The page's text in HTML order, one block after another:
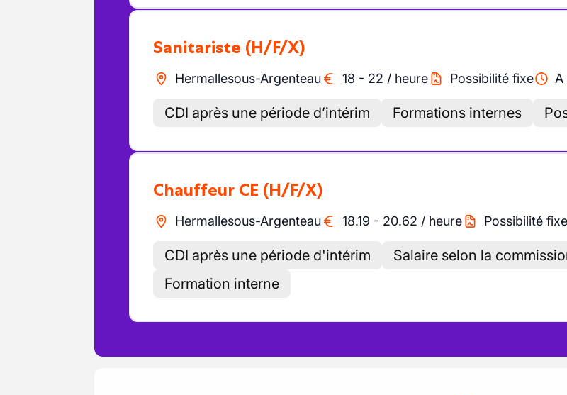
Sanitariste (H/F/X)
Hermallesous-Argenteau 18 - 22 / heure Possibilité fixe A
CDI après une période d’intérim Formations internes
Chauffeur CE (H/F/X)
Hermallesous-Argenteau 18.19 - 20.62 / heure Possibilité fixe
CDI après une période d'intérim
Salaire selon la
Formation interne